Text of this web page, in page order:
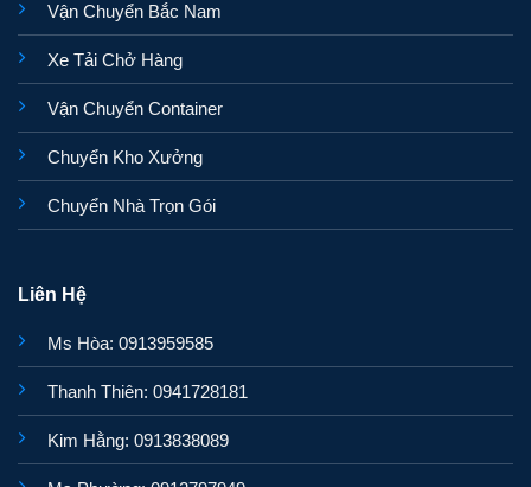
Vận Chuyển Bắc Nam
Xe Tải Chở Hàng
Vận Chuyển Container
Chuyển Kho Xưởng
Chuyển Nhà Trọn Gói
Liên Hệ
Ms Hòa: 0913959585
Thanh Thiên: 0941728181
Kim Hằng: 0913838089